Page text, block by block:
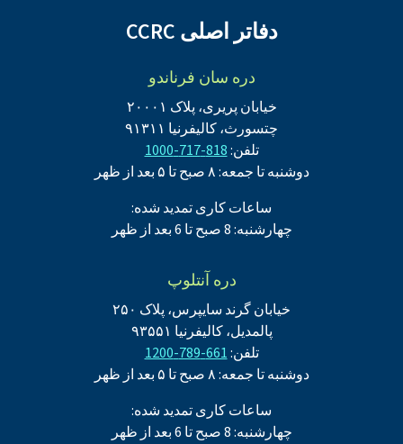
دفاتر اصلی CCRC
دره سان فرناندو
خیابان پریری، پلاک ۲۰۰۰۱
چتسورث، کالیفرنیا ۹۱۳۱۱
تلفن:818-717-1000
دوشنبه تا جمعه: ۸ صبح تا ۵ بعد از ظهر
ساعات کاری تمدید شده:
چهارشنبه: 8 صبح تا 6 بعد از ظهر
دره آنتلوپ
خیابان گرند سایپرس، پلاک ۲۵۰
پالمدیل، کالیفرنیا ۹۳۵۵۱
تلفن:661-789-1200
دوشنبه تا جمعه: ۸ صبح تا ۵ بعد از ظهر
ساعات کاری تمدید شده:
چهارشنبه: 8 صبح تا 6 بعد از ظهر